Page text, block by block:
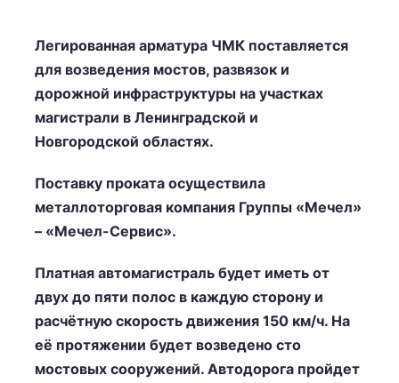
Легированная арматура ЧМК поставляется
для возведения мостов, развязок и
дорожной инфраструктуры на участках
магистрали в Ленинградской и
Новгородской областях.
Поставку проката осуществила
металлоторговая компания Группы «Мечел»
– «Мечел-Сервис».
Платная автомагистраль будет иметь от
двух до пяти полос в каждую сторону и
расчётную скорость движения 150 км/ч. На
её протяжении будет возведено сто
мостовых сооружений. Автодорога пройдет